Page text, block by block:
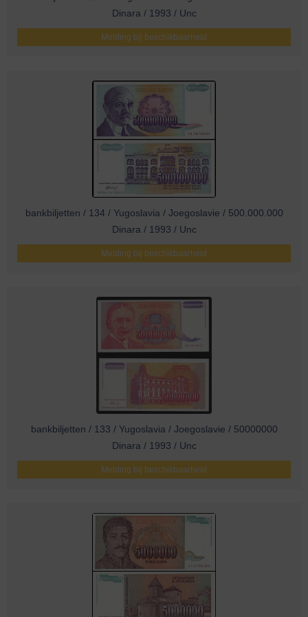
Dinara / 1993 / Unc
Melding bij beschikbaarheid
bankbiljetten / 134 / Yugoslavia / Joegoslavie / 500.000.000
Dinara / 1993 / Unc
Melding bij beschikbaarheid
bankbiljetten / 133 / Yugoslavia / Joegoslavie / 50000000
Dinara / 1993 / Unc
Melding bij beschikbaarheid